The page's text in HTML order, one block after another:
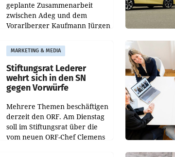
geplante Zusammenarbeit
zwischen Adeg und dem
Vorarlberger Kaufmann Jürgen
freigegeben: Die
Bundeswettbewerbsbehörde
und der Bundeskartellanwalt
MARKETING & MEDIA
Stiftungsrat Lederer
wehrt sich in den SN
gegen Vorwürfe
Mehrere Themen beschäftigen
derzeit den ORF. Am Dienstag
soll im Stiftungsrat über die
vom neuen ORF-Chef Clemens